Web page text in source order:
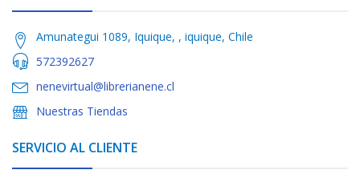
Amunategui 1089, Iquique, , iquique, Chile
572392627
nenevirtual@librerianene.cl
Nuestras Tiendas
SERVICIO AL CLIENTE